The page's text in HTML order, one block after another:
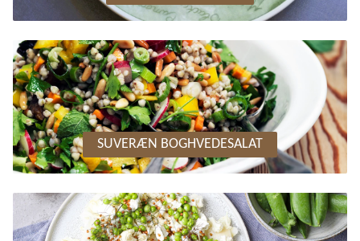
SUVERÆN BOGHVEDESALAT